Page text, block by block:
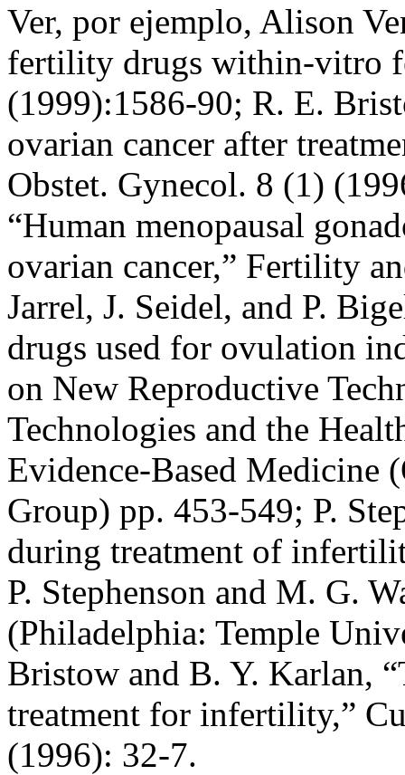
Ver, por ejemplo, Alison
fertility drugs within-vitro
(1999):1586-90; R. E.
ovarian cancer after
Obstet. Gynecol. 8 (1)
“Human menopausal
ovarian cancer,” Fertility
Jarrel, J. Seidel, and P.
drugs used for ovulation
on New Reproductive
Technologies and the
Evidence-Based Medicine
Group) pp. 453-549; P.
during treatment of
P. Stephenson and M. G.
(Philadelphia: Temple
Bristow and B. Y. Karlan,
treatment for infertility,”
(1996): 32-7.